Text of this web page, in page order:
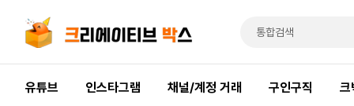
유튜브 인스타그램 채널/계정 거래 구인구직 크